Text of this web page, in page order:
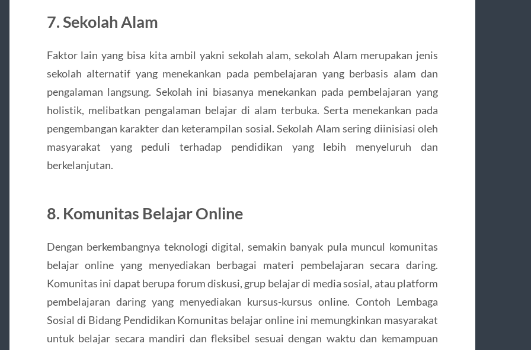
7. Sekolah Alam
Faktor lain yang bisa kita ambil yakni sekolah alam, sekolah Alam merupakan jenis
sekolah alternatif yang menekankan pada pembelajaran yang berbasis alam dan
pengalaman langsung. Sekolah ini biasanya menekankan pada pembelajaran yang
holistik, melibatkan pengalaman belajar di alam terbuka. Serta menekankan pada
pengembangan karakter dan keterampilan sosial. Sekolah Alam sering diinisiasi oleh
masyarakat yang peduli terhadap pendidikan yang lebih menyeluruh dan
berkelanjutan.
8. Komunitas Belajar Online
Dengan berkembangnya teknologi digital, semakin banyak pula muncul komunitas
belajar online yang menyediakan berbagai materi pembelajaran secara daring.
Komunitas ini dapat berupa forum diskusi, grup belajar di media sosial, atau platform
pembelajaran daring yang menyediakan kursus-kursus online. Contoh Lembaga
Sosial di Bidang Pendidikan Komunitas belajar online ini memungkinkan masyarakat
untuk belajar secara mandiri dan fleksibel sesuai dengan waktu dan kemampuan